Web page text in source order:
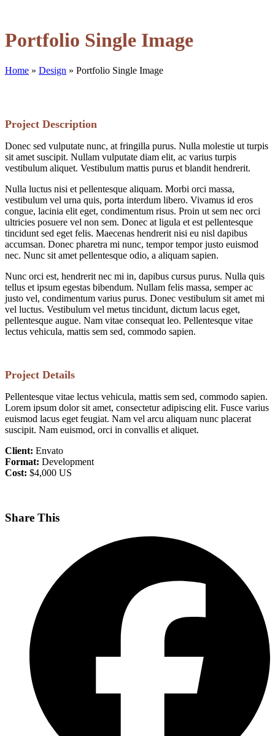
menu
menu
Portfolio Single Image
Home » Design » Portfolio Single Image
Project Description
Donec sed vulputate nunc, at fringilla purus. Nulla molestie ut turpis
sit amet suscipit. Nullam vulputate diam elit, ac varius turpis
vestibulum aliquet. Vestibulum mattis purus et blandit hendrerit.
Nulla luctus nisi et pellentesque aliquam. Morbi orci massa,
vestibulum vel urna quis, porta interdum libero. Vivamus id eros
congue, lacinia elit eget, condimentum risus. Proin ut sem nec orci
ultricies posuere vel non sem. Donec at ligula et est pellentesque
tincidunt sed eget felis. Maecenas hendrerit nisi eu nisl dapibus
accumsan. Donec pharetra mi nunc, tempor tempor justo euismod
nec. Nunc sit amet pellentesque odio, a aliquam sapien.
Nunc orci est, hendrerit nec mi in, dapibus cursus purus. Nulla quis
tellus et ipsum egestas bibendum. Nullam felis massa, semper ac
justo vel, condimentum varius purus. Donec vestibulum sit amet mi
vel luctus. Vestibulum vel metus tincidunt, dictum lacus eget,
pellentesque augue. Nam vitae consequat leo. Pellentesque vitae
lectus vehicula, mattis sem sed, commodo sapien.
Project Details
Pellentesque vitae lectus vehicula, mattis sem sed, commodo sapien.
Lorem ipsum dolor sit amet, consectetur adipiscing elit. Fusce varius
euismod lacus eget feugiat. Nam vel arcu aliquam nunc placerat
suscipit. Nam euismod, orci in convallis et aliquet.
Client: Envato
Format: Development
Cost: $4,000 US
Share This